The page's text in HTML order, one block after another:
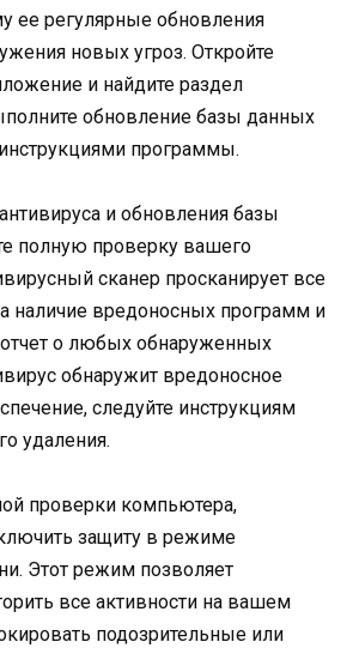
ее регулярные обновления
новых угроз. Откройте
и найдите раздел
обновление базы данных
программы.
и обновления базы
полную проверку вашего
сканер просканирует все
наличие вредоносных программ и
о любых обнаруженных
обнаружит вредоносное
следуйте инструкциям
удаления.
проверки компьютера,
защиту в режиме
Этот режим позволяет
все активности на вашем
подозрительные или